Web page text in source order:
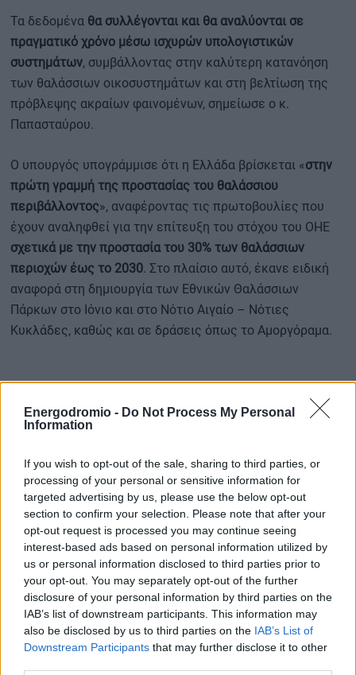
Energodromio - Do Not Process My Personal
Information
If you wish to opt-out of the sale, sharing to third parties, or
processing of your personal or sensitive information for
targeted advertising by us, please use the below opt-out
section to confirm your selection. Please note that after your
opt-out request is processed you may continue seeing
interest-based ads based on personal information utilized by
us or personal information disclosed to third parties prior to
your opt-out. You may separately opt-out of the further
disclosure of your personal information by third parties on the
IAB’s list of downstream participants. This information may
also be disclosed by us to third parties on the IAB’s List of
Downstream Participants that may further disclose it to other
Τα δεδομένα θα συλλέγονται και θα αναλύονται σε
πραγματικό χρόνο μέσω ισχυρών υπολογιστικών
συστημάτων, συμβάλλοντας στην καλύτερη κατανόηση
των θαλάσσιων οικοσυστημάτων και στη βελτίωση της
πρόβλεψης ακραίων φαινομένων, σημείωσε ο κ.
Παπασταύρου.
Ο υπουργός υπογράμμισε ότι η Ελλάδα βρίσκεται «στην
πρώτη γραμμή της προστασίας του θαλάσσιου
περιβάλλοντος», αναφέροντας τις πρωτοβουλίες που
έχουν αναληφθεί για την επίτευξη του στόχου του ΟΗΕ
σχετικά με την προστασία του 30% των θαλάσσιων
περιοχών έως το 2030. Στο πλαίσιο αυτό, έκανε ειδική
αναφορά στη δημιουργία των Εθνικών Θαλάσσιων
Πάρκων στο Ιόνιο και στο Νότιο Αιγαίο – Νότιες
Κυκλάδες, καθώς και σε δράσεις όπως το Αμοργόραμα.
Ελλάδα και η Γαλλίαανέλαβαν κοινή πρωτοβουλία για τη
δημιουργία ομάδας φίλων για την προστασία των
Ένωσης
. Όπως τόνισε, η θαλάσσια πολιτική αποτελεί
πλέον στρατηγική προτεραιότητα για την Ευρώπη.